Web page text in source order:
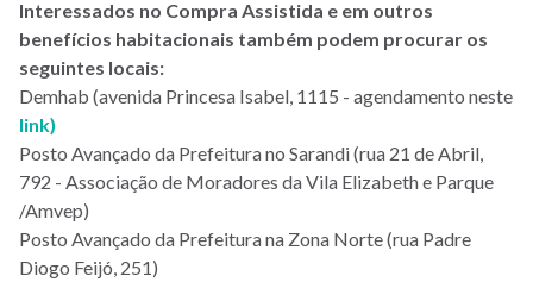
Interessados no Compra Assistida e em outros
benefícios habitacionais também podem procurar os
seguintes locais:
Demhab (avenida Princesa Isabel, 1115 - agendamento neste
link)
Posto Avançado da Prefeitura no Sarandi (rua 21 de Abril,
792 - Associação de Moradores da Vila Elizabeth e Parque
/Amvep)
Posto Avançado da Prefeitura na Zona Norte (rua Padre
Diogo Feijó, 251)